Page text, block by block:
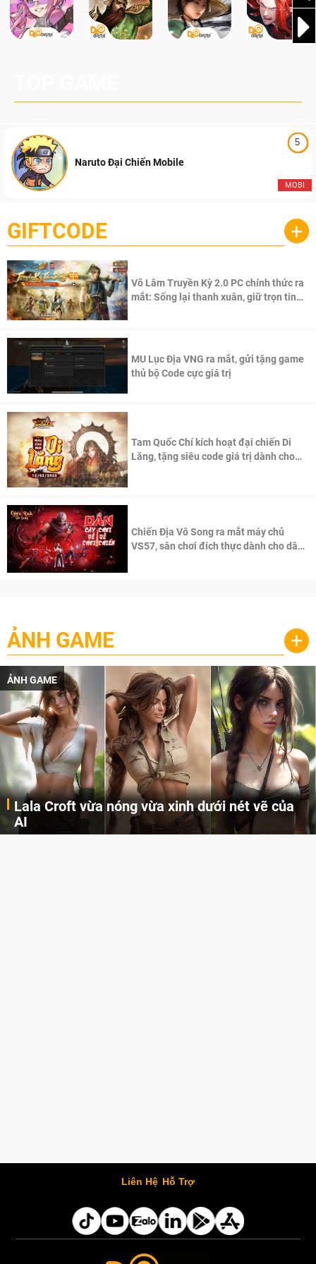
5
MOBI
Naruto Đại Chiến Mobile
GIFTCODE +
Võ Lâm Truyền Kỳ 2.0 PC chính thức ra
mắt: Sống lại thanh xuân, giữ trọn tinh
MU Lục Địa VNG ra mắt, gửi tặng game
thủ bộ Code cực giá trị
Tam Quốc Chí kích hoạt đại chiến Di
Lăng, tặng siêu code giá trị dành cho
Chiến Địa Vô Song ra mắt máy chủ
VS57, sân chơi đích thực dành cho dân
ẢNH GAME +
ẢNH GAME
Lala Croft vừa nóng vừa xinh dưới nét vẽ của
AI
Liên Hệ Hỗ Trợ